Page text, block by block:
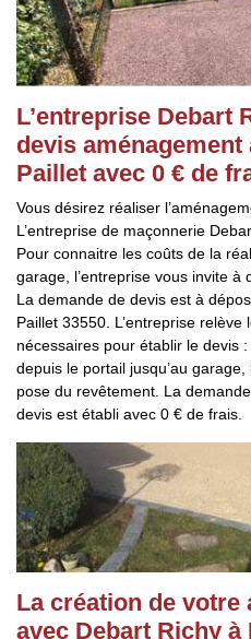
L’entreprise Debart
devis aménagement
Paillet avec 0 € de
Vous désirez réaliser
L’entreprise de maçonnerie
Pour connaitre les coûts de la
garage, l’entreprise vous invite à
La demande de devis est à
Paillet 33550. L’entreprise
nécessaires pour établir le devis
depuis le portail jusqu’au
pose du revêtement. La
devis est établi avec 0 € de frais.
La création de votre
avec Debart Richy à